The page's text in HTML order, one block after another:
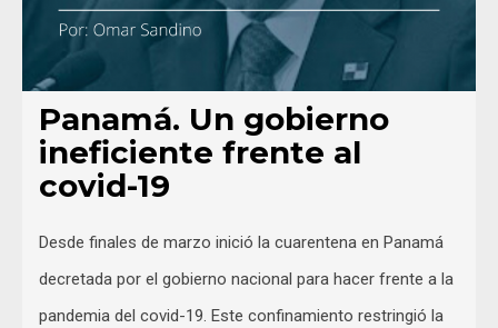
Panamá. Un gobierno
ineficiente frente al
covid-19
Desde finales de marzo inició la cuarentena en Panamá
decretada por el gobierno nacional para hacer frente a la
pandemia del covid-19. Este confinamiento restringió la